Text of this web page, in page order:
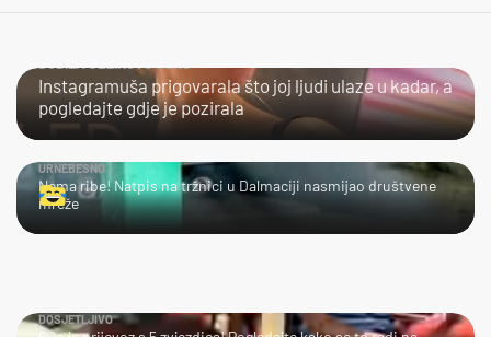
Instagramuša prigovarala što joj ljudi ulaze u kadar, a
pogledajte gdje je pozirala
URNEBESNO
Nema ribe! Natpis na tržnici u Dalmaciji nasmijao društvene
mreže
DOSJETLJIVO